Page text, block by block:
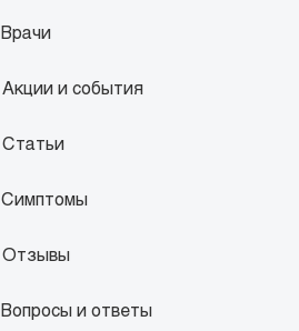
Врачи
Акции и события
Статьи
Симптомы
Отзывы
Вопросы и ответы